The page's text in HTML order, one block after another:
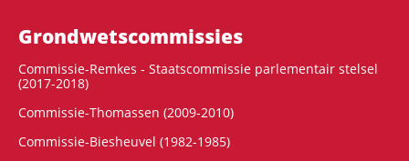
Grondwets­commissies
Commissie-Remkes - Staatscommissie parlementair stelsel
(2017-2018)
Commissie-Thomassen (2009-2010)
Commissie-Biesheuvel (1982-1985)